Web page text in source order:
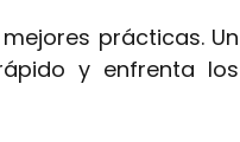
prácticas. Un
y enfrenta los